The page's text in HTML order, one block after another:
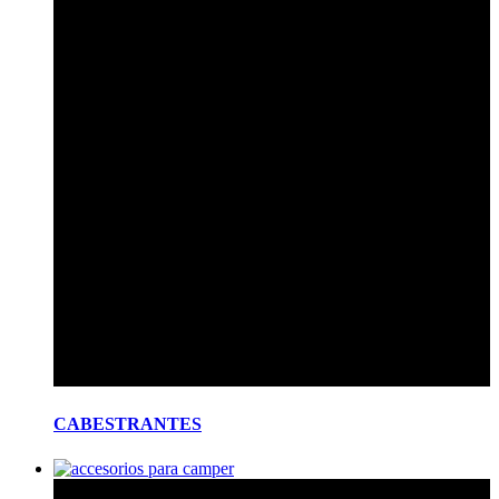
CABESTRANTES